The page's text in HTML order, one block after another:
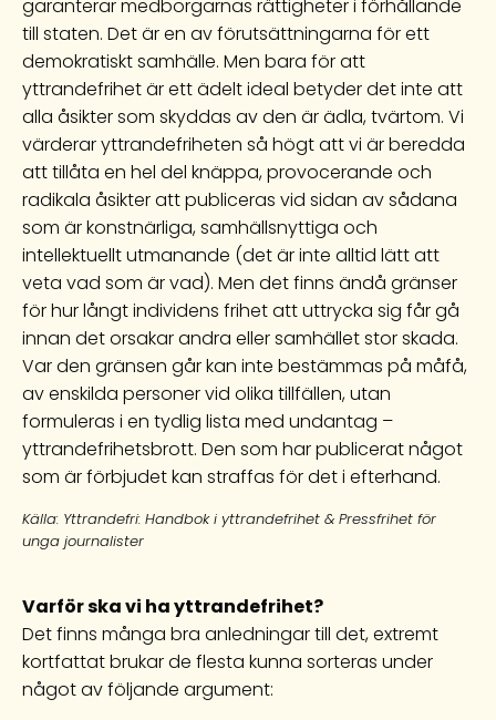
garanterar medborgarnas rättigheter i förhållande
till staten. Det är en av förutsättningarna för ett
demokratiskt samhälle. Men bara för att
yttrandefrihet är ett ädelt ideal betyder det inte att
alla åsikter som skyddas av den är ädla, tvärtom. Vi
värderar yttrandefriheten så högt att vi är beredda
att tillåta en hel del knäppa, provocerande och
radikala åsikter att publiceras vid sidan av sådana
som är konstnärliga, samhällsnyttiga och
intellektuellt utmanande (det är inte alltid lätt att
veta vad som är vad). Men det finns ändå gränser
för hur långt individens frihet att uttrycka sig får gå
innan det orsakar andra eller samhället stor skada.
Var den gränsen går kan inte bestämmas på måfå,
av enskilda personer vid olika tillfällen, utan
formuleras i en tydlig lista med undantag –
yttrandefrihetsbrott. Den som har publicerat något
som är förbjudet kan straffas för det i efterhand.
Källa: Yttrandefri: Handbok i yttrandefrihet & Pressfrihet för
unga journalister
Varför ska vi ha yttrandefrihet?
Det finns många bra anledningar till det, extremt
kortfattat brukar de flesta kunna sorteras under
något av följande argument: